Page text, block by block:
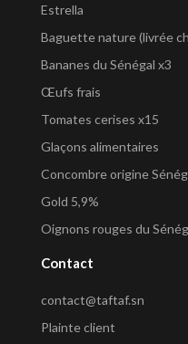
Estrella
Baguette nature (livrée
Bananes du Sénégal x3
Œufs frais
Tomates cerises x15
Glaçons alimentaires
Concombre origine
Gold 5,9%
Oignons rouges du
Contact
contact@taftaf.sn
Plainte client